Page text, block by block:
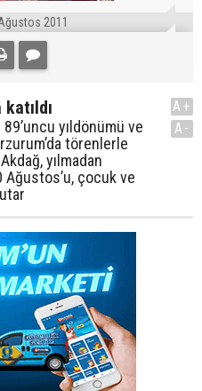
2011
yıldönümü ve
törenlerle
yılmadan
Ağustos’u, çocuk ve
A+
A-